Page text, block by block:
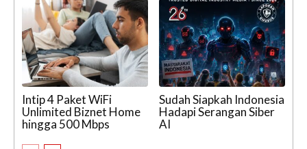
Intip 4 Paket WiFi
Unlimited Biznet Home
hingga 500 Mbps
Sudah Siapkah Indonesia
Hadapi Serangan Siber
AI